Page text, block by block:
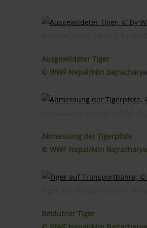
Ausgewildeter Tiger
© WWF Nepal/Min Bajracharya
Abmessung der Tigerpfote
© WWF Nepal/Min Bajracharya
Betäubter Tiger